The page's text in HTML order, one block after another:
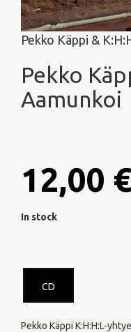
Pekko Käppi &
Pekko
Aamunkoi
12,00 €
In stock
CD
Pekko Käppi K:H:H:L-